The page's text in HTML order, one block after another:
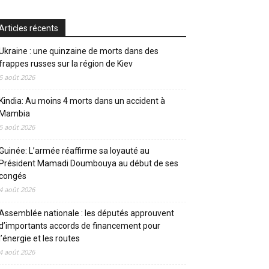
récents
: une quinzaine de morts dans des
russes sur la région de Kiev
août 2026
Au moins 4 morts dans un accident à
août 2026
L’armée réaffirme sa loyauté au
Mamadi Doumbouya au début de ses
août 2026
nationale : les députés approuvent
accords de financement pour
et les routes
août 2026